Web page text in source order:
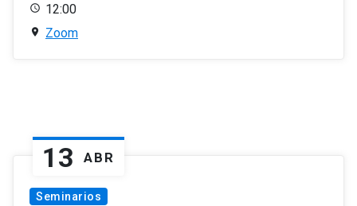
12:00
Zoom
13 ABR
Seminarios